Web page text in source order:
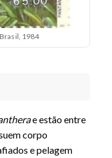
1984
e estão entre
corpo
e pelagem